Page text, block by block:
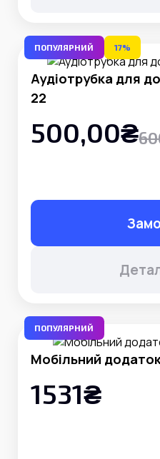
ПОПУЛЯРНИЙ 17%
Аудіотрубка для
22
500,00₴
ПОПУЛЯРНИЙ
Мобільний
1531₴